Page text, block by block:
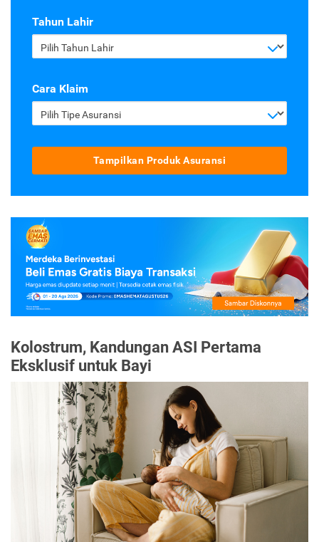
Tahun Lahir
Pilih Tahun Lahir
Cara Klaim
Pilih Tipe Asuransi
Tampilkan Produk Asuransi
Kolostrum, Kandungan ASI Pertama
Eksklusif untuk Bayi